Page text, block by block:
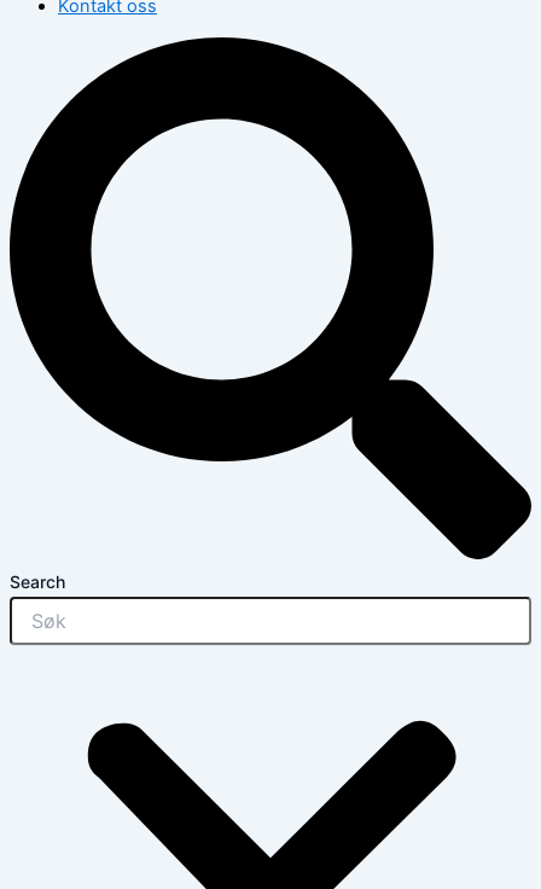
Kontakt oss
Search